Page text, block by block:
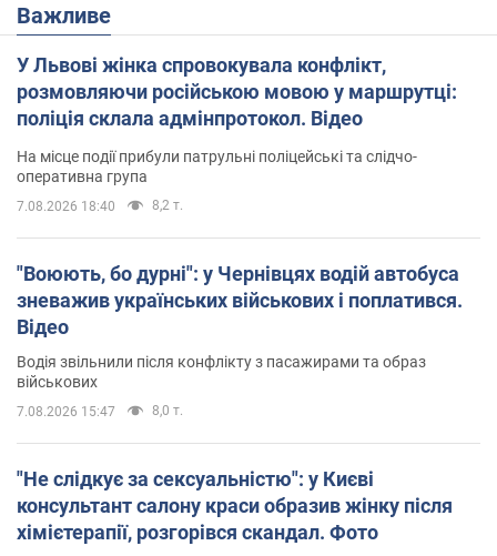
Важливе
У Львові жінка спровокувала конфлікт,
розмовляючи російською мовою у маршрутці:
поліція склала адмінпротокол. Відео
На місце події прибули патрульні поліцейські та слідчо-
оперативна група
7.08.2026 18:40 8,2 т.
"Воюють, бо дурні": у Чернівцях водій автобуса
зневажив українських військових і поплатився.
Відео
Водія звільнили після конфлікту з пасажирами та образ
військових
7.08.2026 15:47 8,0 т.
"Не слідкує за сексуальністю": у Києві
консультант салону краси образив жінку після
хімієтерапії, розгорівся скандал. Фото